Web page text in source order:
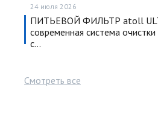
24 июля 2026
ПИТЬЕВОЙ ФИЛЬТР atoll
современная система
с…
Смотреть все